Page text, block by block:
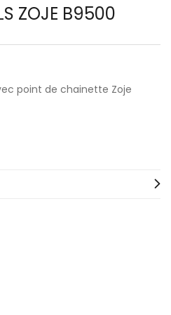
ZOJE B9500
point de chainette Zoje